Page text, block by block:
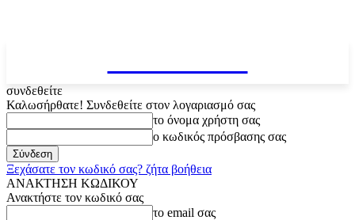
συνδεθείτε
Καλωσήρθατε! Συνδεθείτε στον λογαριασμό σας
το όνομα χρήστη σας
ο κωδικός πρόσβασης σας
Ξεχάσατε τον κωδικό σας? ζήτα βοήθεια
ΑΝΑΚΤΗΣΗ ΚΩΔΙΚΟΥ
Ανακτήστε τον κωδικό σας
το email σας